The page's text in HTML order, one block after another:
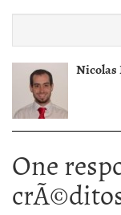
Nicolas
One